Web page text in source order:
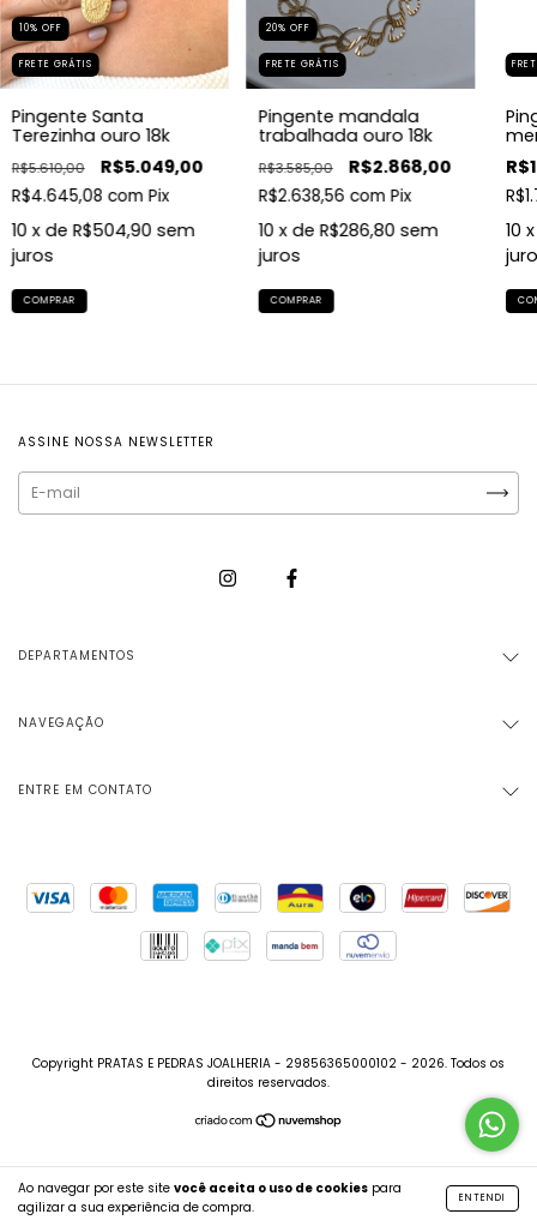
Ao navegar por este site você aceita o uso de cookies para
agilizar a sua experiência de compra.
ENTENDI
10% OFF
FRETE GRÁTIS
Pingente Santa
Terezinha ouro 18k
R$5.610,00 R$5.049,00
R$4.645,08 com Pix
10 x de R$504,90 sem
juros
20% OFF
FRETE GRÁTIS
Pingente mandala
trabalhada ouro 18k
R$3.585,00 R$2.868,00
R$2.638,56 com Pix
10 x de R$286,80 sem
juros
10
ASSINE NOSSA NEWSLETTER
DEPARTAMENTOS
NAVEGAÇÃO
ENTRE EM CONTATO
Copyright PRATAS E PEDRAS JOALHERIA - 29856365000102 - 2026. Todos os
direitos reservados.